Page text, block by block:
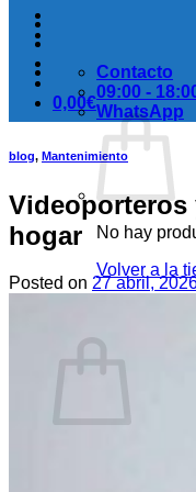
0,00€
No hay
Volver a la
Contacto
09:00 -
WhatsApp
blog, Mantenimiento
Videoporteros
hogar
Posted on 27 abril,